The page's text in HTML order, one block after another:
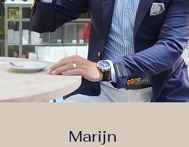
Marijn